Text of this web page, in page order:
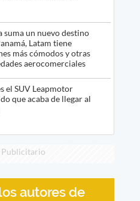
suma un nuevo destino
Latam tiene
más cómodos y otras
aerocomerciales
el SUV Leapmotor
que acaba de llegar al
Publicitario
autores de